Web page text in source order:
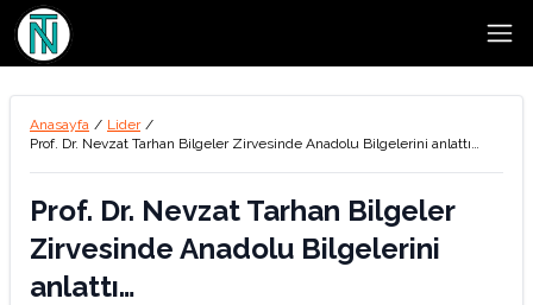
Anasayfa / Lider /
Prof. Dr. Nevzat Tarhan Bilgeler Zirvesinde Anadolu Bilgelerini anlattı…
Prof. Dr. Nevzat Tarhan Bilgeler
Zirvesinde Anadolu Bilgelerini
anlattı…